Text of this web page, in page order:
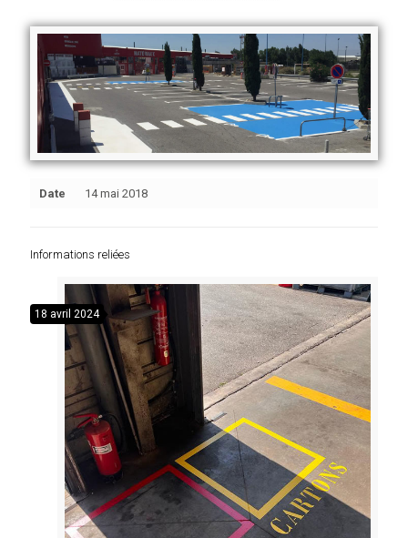
Date 14 mai 2018
Informations reliées
18 avril 2024